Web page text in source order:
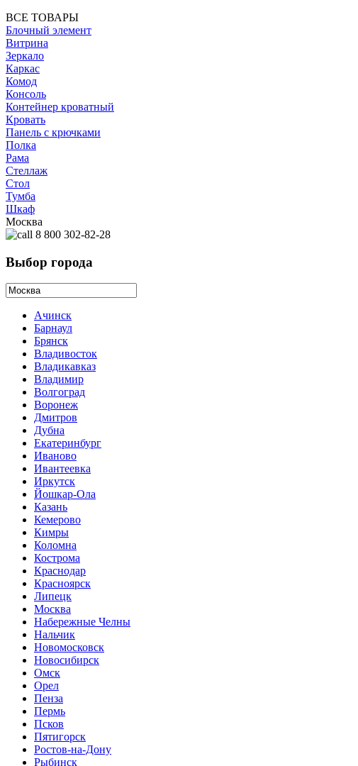
ВСЕ ТОВАРЫ
Блочный элемент
Витрина
Зеркало
Каркас
Комод
Консоль
Контейнер кроватный
Кровать
Панель с крючками
Полка
Рама
Стеллаж
Стол
Тумба
Шкаф
Москва
8 800 302-82-28
Выбор города
Ачинск
Барнаул
Брянск
Владивосток
Владикавказ
Владимир
Волгоград
Воронеж
Дмитров
Дубна
Екатеринбург
Иваново
Ивантеевка
Иркутск
Йошкар-Ола
Казань
Кемерово
Кимры
Коломна
Кострома
Краснодар
Красноярск
Липецк
Москва
Набережные Челны
Нальчик
Новомосковск
Новосибирск
Омск
Орел
Пенза
Пермь
Псков
Пятигорск
Ростов-на-Дону
Рыбинск